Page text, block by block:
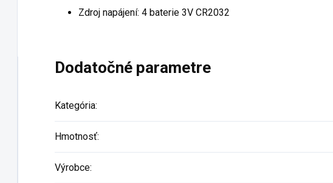
Zdroj napájení: 4 baterie 3V CR2032
Dodatočné parametre
Kategória:
Hmotnosť:
Výrobce: